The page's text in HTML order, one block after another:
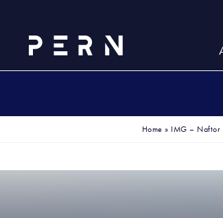
Home » IMG – Naftor